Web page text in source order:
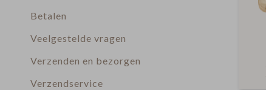
Betalen
Veelgestelde vragen
Verzenden en bezorgen
Verzendservice